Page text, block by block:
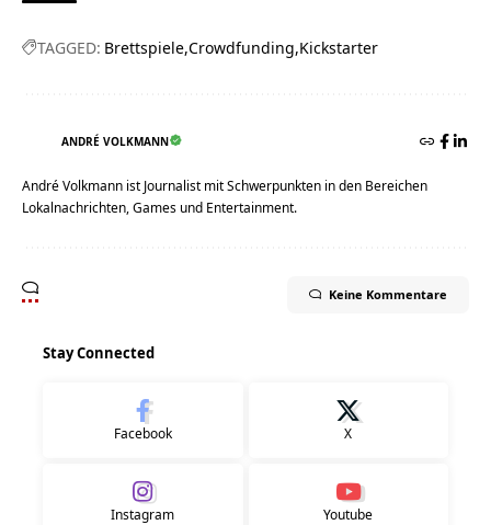
TAGGED: Brettspiele Crowdfunding Kickstarter
ANDRÉ VOLKMANN
André Volkmann ist Journalist mit Schwerpunkten in den Bereichen
Lokalnachrichten, Games und Entertainment.
Keine Kommentare
Stay Connected
Facebook X
Instagram Youtube